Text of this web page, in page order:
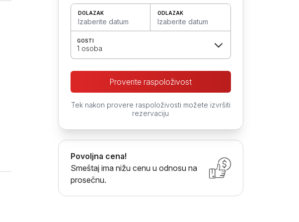
DOLAZAK
Izaberite datum
ODLAZAK
Izaberite datum
GOSTI
1 osoba
Proverite raspoloživost
Tek nakon provere raspoloživosti možete izvršiti
rezervaciju
Povoljna cena!
Smeštaj ima nižu cenu u odnosu na
prosečnu.